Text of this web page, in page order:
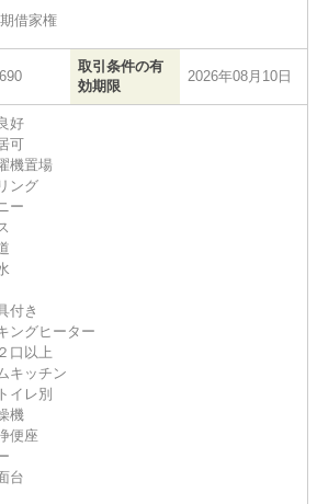
借家権
取引条件の有
効期限
2026年08月10日
好
可
機置場
ング
ー
付き
ングヒーター
口以上
キッチン
イレ別
機
便座
台